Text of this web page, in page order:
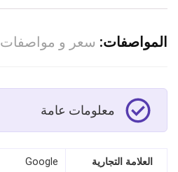
المواصفات: سعر و مواصفات Google Pixel 9 Pro
معلومات عامة
العلامة التجارية Google